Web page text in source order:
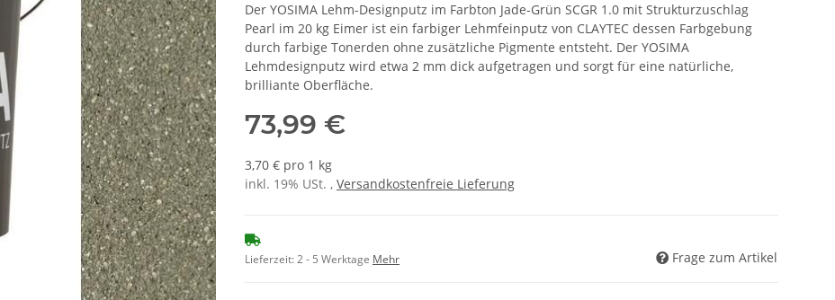
Der YOSIMA Lehm-Designputz im Farbton Jade-Grün SCGR 1.0 mit Strukturzuschlag
Pearl im 20 kg Eimer ist ein farbiger Lehmfeinputz von CLAYTEC dessen Farbgebung
durch farbige Tonerden ohne zusätzliche Pigmente entsteht. Der YOSIMA
Lehmdesignputz wird etwa 2 mm dick aufgetragen und sorgt für eine natürliche,
brilliante Oberfläche.
73,99 €
3,70 € pro 1 kg
inkl. 19% USt. , Versandkostenfreie Lieferung
Lieferzeit:2 - 5 Werktage Mehr Frage zum Artikel